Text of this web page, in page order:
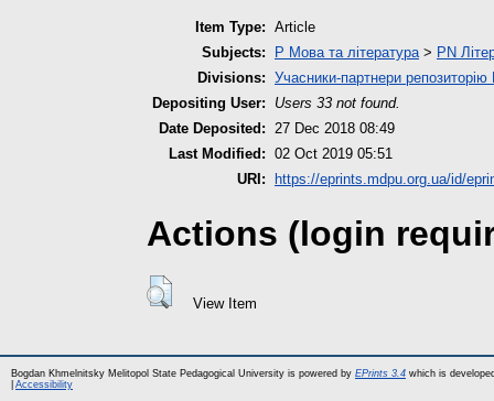
Item Type: Article
Subjects:
P Мова та література> PN
Divisions: Учасники-партнери
Depositing User:
Users 33 not found.
Date Deposited: 27 Dec 2018 08:49
Last Modified: 02 Oct 2019 05:51
URI:
https://eprints.mdpu.org.ua/id/
Actions (login
View Item
Bogdan Khmelnitsky Melitopol State Pedagogical University is powered by EPrints 3.4 which is
Accessibility